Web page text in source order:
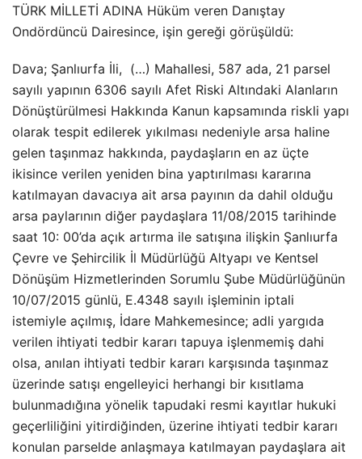
TÜRK MİLLETİ ADINA Hüküm veren Danıştay
Ondördüncü Dairesince, işin gereği görüşüldü:
Dava; Şanlıurfa İli, (…) Mahallesi, 587 ada, 21 parsel
sayılı yapının 6306 sayılı Afet Riski Altındaki Alanların
Dönüştürülmesi Hakkında Kanun kapsamında riskli yapı
olarak tespit edilerek yıkılması nedeniyle arsa haline
gelen taşınmaz hakkında, paydaşların en az üçte
ikisince verilen yeniden bina yaptırılması kararına
katılmayan davacıya ait arsa payının da dahil olduğu
arsa paylarının diğer paydaşlara 11/08/2015 tarihinde
saat 10: 00’da açık artırma ile satışına ilişkin Şanlıurfa
Çevre ve Şehircilik İl Müdürlüğü Altyapı ve Kentsel
Dönüşüm Hizmetlerinden Sorumlu Şube Müdürlüğünün
10/07/2015 günlü, E.4348 sayılı işleminin iptali
istemiyle açılmış, İdare Mahkemesince; adli yargıda
verilen ihtiyati tedbir kararı tapuya işlenmemiş dahi
olsa, anılan ihtiyati tedbir kararı karşısında taşınmaz
üzerinde satışı engelleyici herhangi bir kısıtlama
bulunmadığına yönelik tapudaki resmi kayıtlar hukuki
geçerliliğini yitirdiğinden, üzerine ihtiyati tedbir kararı
konulan parselde anlaşmaya katılmayan paydaşlara ait